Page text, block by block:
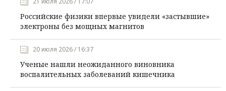
Российские физики впервые увидели «застывшие»
электроны без мощных магнитов
20 июля 2026 / 16:37
Ученые нашли неожиданного виновника
воспалительных заболеваний кишечника